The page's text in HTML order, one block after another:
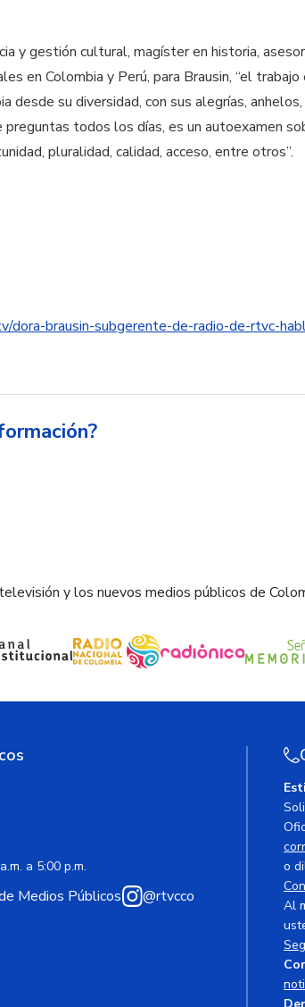
y gestión cultural, magíster en historia,
en Colombia y Perú, para Brausin, “el trabajo
desde su diversidad, con sus alegrías,
preguntas todos los días, es un autoexamen
pluralidad, calidad, acceso, entre otros”.
brausin-subgerente-de-radio-de-rtvc-
y los nuevos medios públicos de
a 5:00 p.m.
Medios Públicos @rtvcco
o
Al